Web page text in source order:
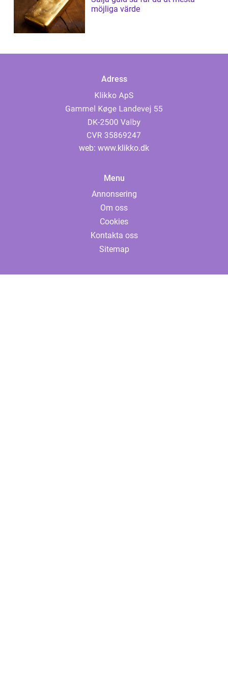
möjliga värde
Adress
web: www.klikko.dk
Menu
Annonsering
Om oss
Cookies
Kontakta oss
Sitemap